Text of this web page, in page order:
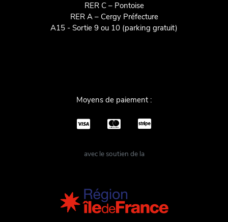
RER C – Pontoise
RER A – Cergy Préfecture
A15 - Sortie 9 ou 10 (parking gratuit)
Moyens de paiement :
carte de credit
mastercard
stripe
avec le soutien de la